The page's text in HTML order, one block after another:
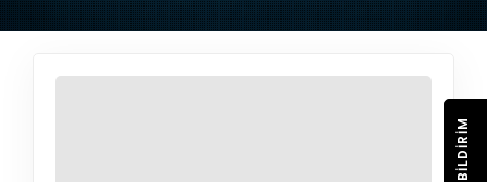
BILDIRIM